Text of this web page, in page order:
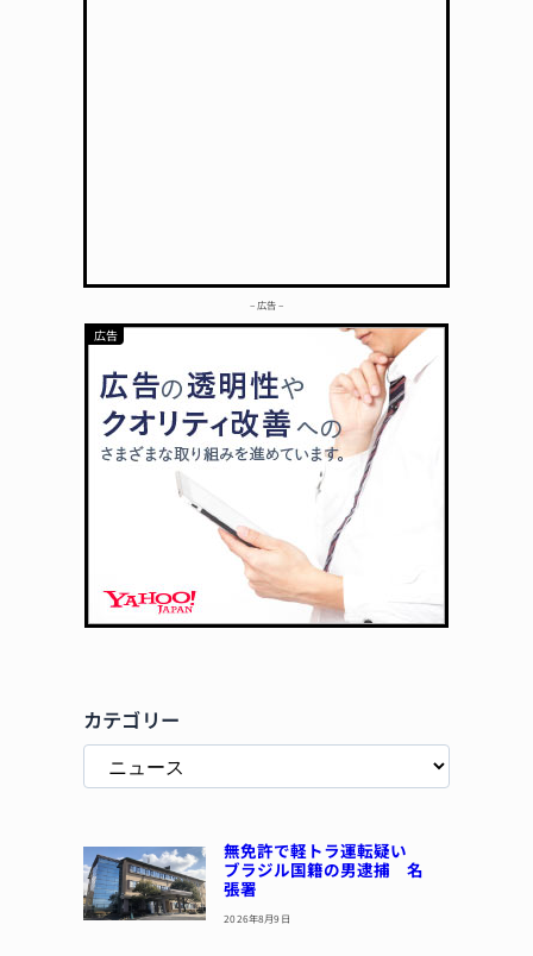
– 広告 –
カテゴリー
無免許で軽トラ運転疑い
ブラジル国籍の男逮捕 名
張署
2026年8月9日